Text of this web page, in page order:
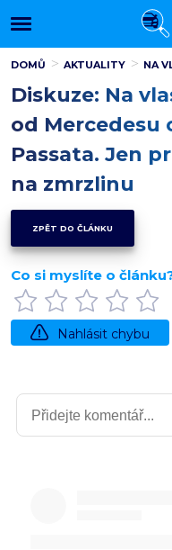
DOMŮ AKTUALITY NA
Diskuze: Na
od
Passata. Jen
na zmrzlinu
ZPĚT DO ČLÁNKU
Co si myslíte o
Nahlásit chybu